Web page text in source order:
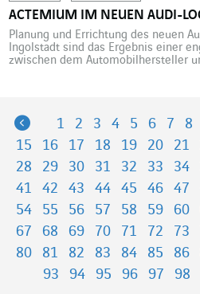
ACTEMIUM IM NEUEN AUDI-
Planung und Errichtung des neuen
Ingolstadt sind das Ergebnis einer
zwischen dem Automobilhersteller
umfasst ein automatisiertes […]
Previous
1 2 3 4 5 6 7 8
15
16 17 18 19 20 21
28
29 30 31 32 33 34
41
42 43 44 45 46 47
54
55 56 57 58 59 60
67
68 69 70 71 72 73
80
81 82 83 84 85 86
93
94 95 96 97 98